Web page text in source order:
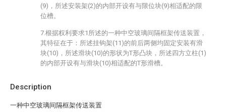
Description
一种中空玻璃间隔框架传送装置
(9)，所述安装架(2)的内部开设有与限位块(9)相适配的限
位槽。
7.根据权利要求1所述的一种中空玻璃间隔框架传送装置，
其特征在于：所述挂钩架(11)的前后两侧均固定安装有滑
块(10)，所述滑块(10)的形状为T形凸块，所述四方立柱(1)
的内部开设有与滑块(10)相适配的T形滑槽。